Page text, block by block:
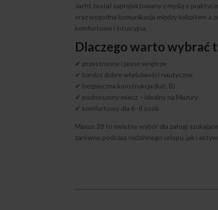
Jacht został zaprojektowany z myślą o
oraz wygodna komunikacja między kokpitem a
komfortowa i intuicyjna.
Dlaczego warto wybrać
✔ przestronne i jasne wnętrze
✔ bardzo dobre właściwości nautyczne
✔ bezpieczna konstrukcja (kat. B)
✔ podnoszony miecz – idealny na Mazury
✔ komfortowy dla 6–8 osób
Maxus 28 to świetny wybór dla załogi
zarówno podczas rodzinnego urlopu, jak i